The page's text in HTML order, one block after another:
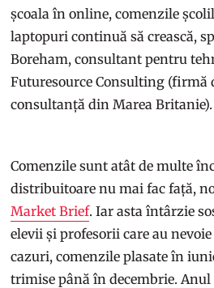
școala în online, comenzile
laptopuri continuă să crească,
Boreham, consultant pentru
Futuresource Consulting (firmă
consultanță din Marea Britanie).
Comenzile sunt atât de multe
distribuitoare nu mai fac față,
Market Brief. Iar asta întârzie
elevii și profesorii care au
cazuri, comenzile plasate în
trimise până în decembrie. Anul